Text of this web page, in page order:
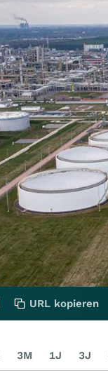
URL kopieren
3M 1J 3J